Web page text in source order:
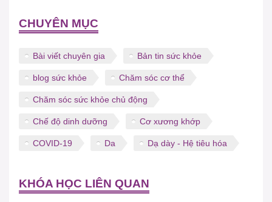
CHUYÊN MỤC
Bài viết chuyên gia Bản tin sức khỏe
blog sức khỏe Chăm sóc cơ thể
Chăm sóc sức khỏe chủ động
Chế độ dinh dưỡng Cơ xương khớp
COVID-19 Da Dạ dày - Hệ tiêu hóa
KHÓA HỌC LIÊN QUAN